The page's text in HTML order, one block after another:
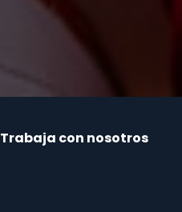
Trabaja con nosotros